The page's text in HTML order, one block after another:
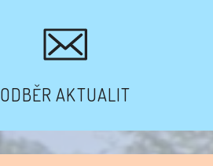
ODBĚR AKTUALIT